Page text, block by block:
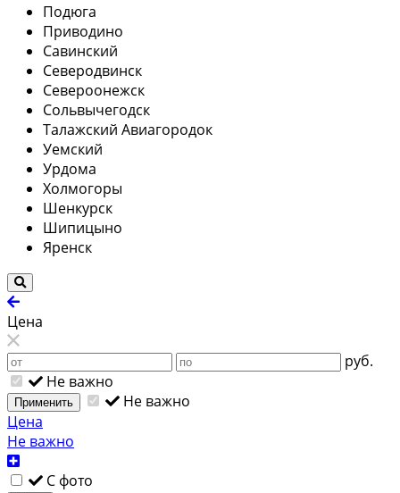
Подюга
Приводино
Савинский
Северодвинск
Североонежск
Сольвычегодск
Талажский Авиагородок
Уемский
Урдома
Холмогоры
Шенкурск
Шипицыно
Яренск
Цена
руб.
Не важно
Применить
Не важно
Цена
Не важно
С фото